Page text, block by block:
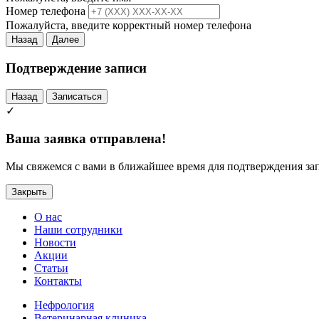
Номер телефона
Пожалуйста, введите корректный номер телефона
Назад Далее
Подтверждение записи
Назад Записаться
✓
Ваша заявка отправлена!
Мы свяжемся с вами в ближайшее время для подтверждения
Закрыть
О нас
Наши сотрудники
Новости
Акции
Статьи
Контакты
Нефрология